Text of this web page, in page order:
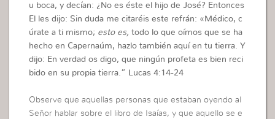
u boca, y decían: ¿No es éste el hijo de José? Entonces
El les dijo: Sin duda me citaréis este refrán: «Médico, c
úrate a ti mismo; esto es, todo lo que oímos que se ha
hecho en Capernaúm, hazlo también aquí en tu tierra. Y
dijo: En verdad os digo, que ningún profeta es bien reci
bido en su propia tierra. ” Lucas 4:14-24
Observe que aquellas personas que estaban oyendo al
Señor hablar sobre el libro de Isaías, y que aquello se e